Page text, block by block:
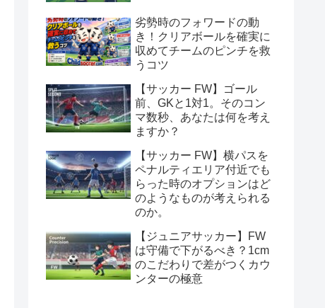
劣勢時のフォワードの動
き！クリアボールを確実に
収めてチームのピンチを救
うコツ
【サッカー FW】ゴール
前、GKと1対1。そのコン
マ数秒、あなたは何を考え
ますか？
【サッカー FW】横パスを
ペナルティエリア付近でも
らった時のオプションはど
のようなものが考えられる
のか。
【ジュニアサッカー】FW
は守備で下がるべき？1cm
のこだわりで差がつくカウ
ンターの極意